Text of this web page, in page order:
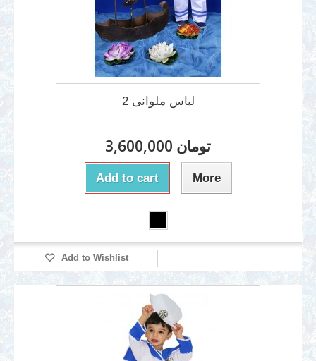
لباس ملوانی 2
3,600,000 تومان
Add to cart More
Add to Wishlist